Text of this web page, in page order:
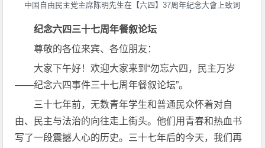
中国自由民主党主席陈明先生在【六四】37周年紀念大會上致词
纪念六四三十七周年餐叙论坛
尊敬的各位来宾、各位朋友：
大家下午好！欢迎大家来到“勿忘六四，民主万岁
——纪念六四事件三十七周年餐叙论坛”。
三十七年前，无数青年学生和普通民众怀着对自
由、民主与法治的向往走上街头。他们用青春和热血书
写了一段震撼人心的历史。三十七年后的今天，我们再